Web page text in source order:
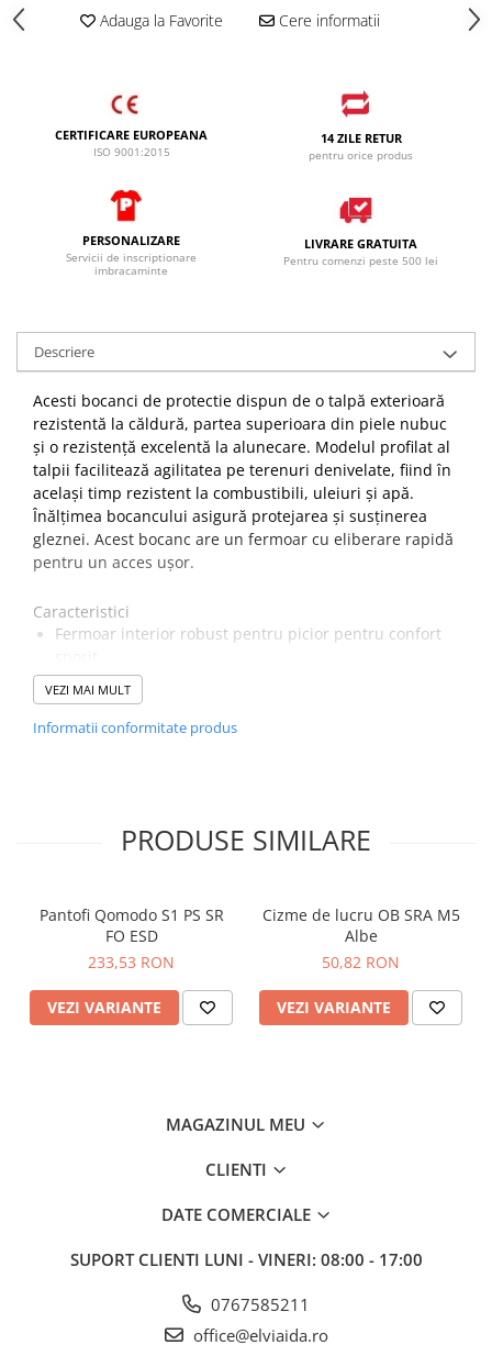
Adauga la Favorite Cere informatii
CERTIFICARE EUROPEANA
ISO 9001:2015
14 ZILE RETUR
pentru orice produs
PERSONALIZARE
Servicii de inscriptionare
imbracaminte
LIVRARE GRATUITA
Pentru comenzi peste 500 lei
Descriere
Acesti bocanci de protectie dispun de o talpă exterioară
rezistentă la căldură, partea superioara din piele nubuc
și o rezistență excelentă la alunecare. Modelul profilat al
talpii facilitează agilitatea pe terenuri denivelate, fiind în
același timp rezistent la combustibili, uleiuri și apă.
Înălțimea bocancului asigură protejarea și susținerea
gleznei. Acest bocanc are un fermoar cu eliberare rapidă
pentru un acces ușor.
Caracteristici
Fermoar interior robust pentru picior pentru confort
Partea superioară din piele Nubuck
Amortizare perfecta cu un confort sporit pentru
picioare ce reduce oboseala piciorului
Partea superioară rezistentă la apă pentru a preveni
Guler captusit pentru confort sporit
Mânere de scară
Slip resistant outsole
Talpa intermediara compozit rezistenta la intepaturi
Talpă cu densitate dublă
Poliuretan / Cauciuc
Standarde
AS 2210.3:2019 S3
VEZI MAI MULT
Informatii conformitate produs
PRODUSE SIMILARE
Pantofi Qomodo S1 PS SR
FO ESD
233,53 RON
VEZI VARIANTE
Cizme de lucru OB SRA M5
Albe
50,82 RON
VEZI VARIANTE
MAGAZINUL MEU
CLIENTI
DATE COMERCIALE
SUPORT CLIENTI LUNI - VINERI: 08:00 - 17:00
0767585211
office@elviaida.ro